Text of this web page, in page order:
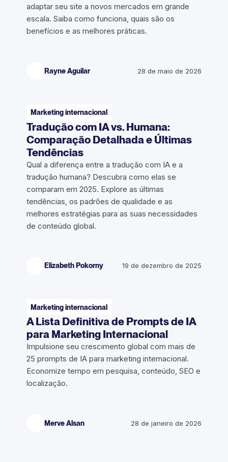
adaptar seu site a novos mercados em grande
escala. Saiba como funciona, quais são os
benefícios e as melhores práticas.
Rayne Aguilar 28 de maio de 2026
Marketing internacional
Tradução com IA vs. Humana:
Comparação Detalhada e Últimas
Tendências
Qual a diferença entre a tradução com IA e a
tradução humana? Descubra como elas se
comparam em 2025. Explore as últimas
tendências, os padrões de qualidade e as
melhores estratégias para as suas necessidades
de conteúdo global.
Elizabeth Pokorny 19 de dezembro de 2025
Marketing internacional
A Lista Definitiva de Prompts de IA
para Marketing Internacional
Impulsione seu crescimento global com mais de
25 prompts de IA para marketing internacional.
Economize tempo em pesquisa, conteúdo, SEO e
localização.
Merve Alsan 28 de janeiro de 2026